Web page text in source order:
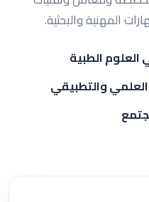
المهنية والبحثية.
الطبية
والتطبيقي